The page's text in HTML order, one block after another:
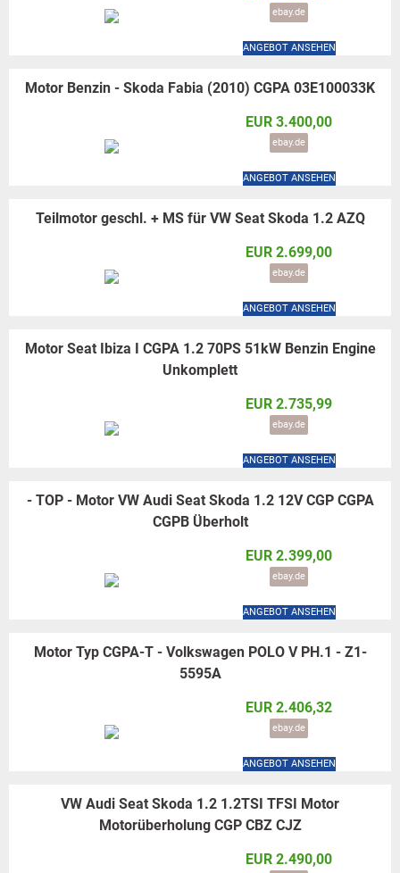
ebay.de
ANGEBOT ANSEHEN
Motor Benzin - Skoda Fabia (2010) CGPA 03E100033K
EUR 3.400,00
ebay.de
ANGEBOT ANSEHEN
Teilmotor geschl. + MS für VW Seat Skoda 1.2 AZQ
EUR 2.699,00
ebay.de
ANGEBOT ANSEHEN
Motor Seat Ibiza I CGPA 1.2 70PS 51kW Benzin Engine
Unkomplett
EUR 2.735,99
ebay.de
ANGEBOT ANSEHEN
- TOP - Motor VW Audi Seat Skoda 1.2 12V CGP CGPA
CGPB Überholt
EUR 2.399,00
ebay.de
ANGEBOT ANSEHEN
Motor Typ CGPA-T - Volkswagen POLO V PH.1 - Z1-
5595A
EUR 2.406,32
ebay.de
ANGEBOT ANSEHEN
VW Audi Seat Skoda 1.2 1.2TSI TFSI Motor
Motorüberholung CGP CBZ CJZ
EUR 2.490,00